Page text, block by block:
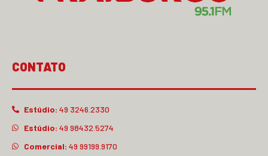
CONTATO
Estúdio: 49 3246.2330
Estúdio: 49 98432.5274
Comercial: 49 99199.9170